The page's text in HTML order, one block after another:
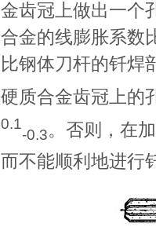
金齿冠上做出一个
合金的线膨胀系数
比钢体刀杆的钎焊
硬质合金齿冠上的
0.1
-0.3。否则，在
而不能顺利地进行